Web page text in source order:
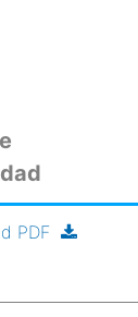
PDF